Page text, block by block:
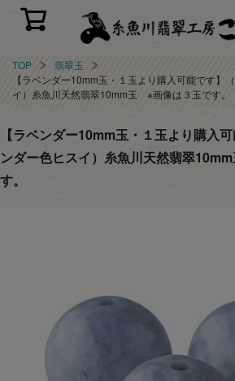
TOP
翡翠玉
【ラベンダー10mm玉・１玉より購入可能です】
イ）糸魚川天然翡翠10mm玉 ※画像は３玉です。
【ラベンダー10mm玉・１玉より購入
ンダー色ヒスイ）糸魚川天然翡翠
す。